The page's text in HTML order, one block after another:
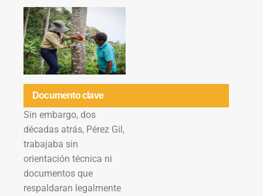
Documento clave
Sin embargo, dos
décadas atrás, Pérez Gil,
trabajaba sin
orientación técnica ni
documentos que
respaldaran legalmente